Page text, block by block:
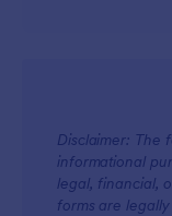
For
Disclaimer: The
informational
legal, financial,
forms are